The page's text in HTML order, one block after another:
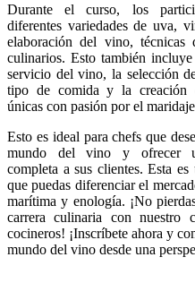
Durante el curso, los
diferentes variedades de uva,
elaboración del vino,
culinarios. Esto también
servicio del vino, la selección
tipo de comida y la creación
únicas con pasión por el
Esto es ideal para chefs que
mundo del vino y ofrecer
completa a sus clientes. Esta
que puedas diferenciar el
marítima y enología. ¡No
carrera culinaria con nuestro
cocineros! ¡Inscríbete ahora y
mundo del vino desde una